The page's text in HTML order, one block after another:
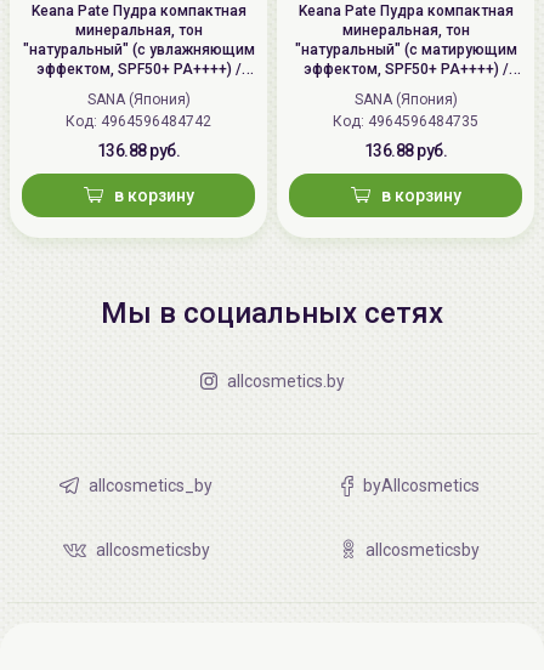
Keana Pate Пудра компактная
минеральная, тон
"натуральный" (с увлажняющим
эффектом, SPF50+ PA++++) /
SANA PORE PUTTY BB Mineral
Powder
SANA (Япония)
Код: 4964596484742
136.88 руб.
в корзину
Keana Pate Пудра компактная
минеральная, тон
"натуральный" (с матирующим
эффектом, SPF50+ PA++++) /
SANA PORE PUTTY BB Mineral
Powder
SANA (Япония)
Код: 4964596484735
136.88 руб.
в корзину
Мы в социальных сетях
allcosmetics.by
allcosmetics_by byAllcosmetics
allcosmeticsby allcosmeticsby